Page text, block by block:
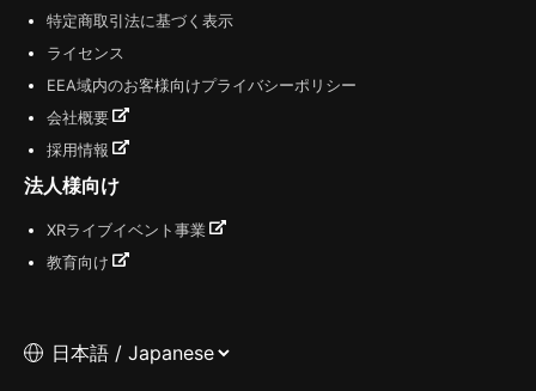
特定商取引法に基づく表示
ライセンス
EEA域内のお客様向けプライバシーポリシー
会社概要
採用情報
法人様向け
XRライブイベント事業
教育向け